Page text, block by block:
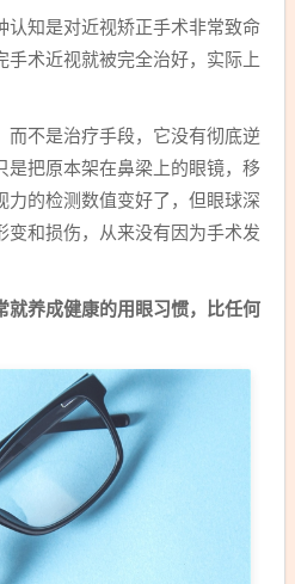
认知是对近视矫正手术非常致命
手术近视就被完全治好，实际上
而不是治疗手段，它没有彻底逆
是把原本架在鼻梁上的眼镜，移
力的检测数值变好了，但眼球深
变和损伤，从来没有因为手术发
就养成健康的用眼习惯，比任何